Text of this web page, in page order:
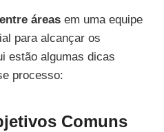
áreas em uma equipe
para alcançar os
estão algumas dicas
processo:
Comuns